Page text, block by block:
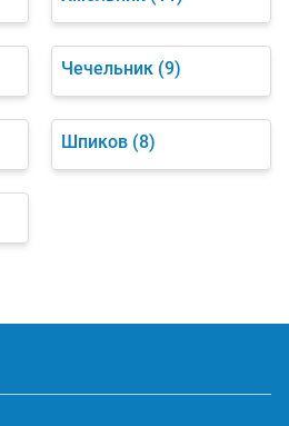
Чечельник (9)
Шпиков (8)